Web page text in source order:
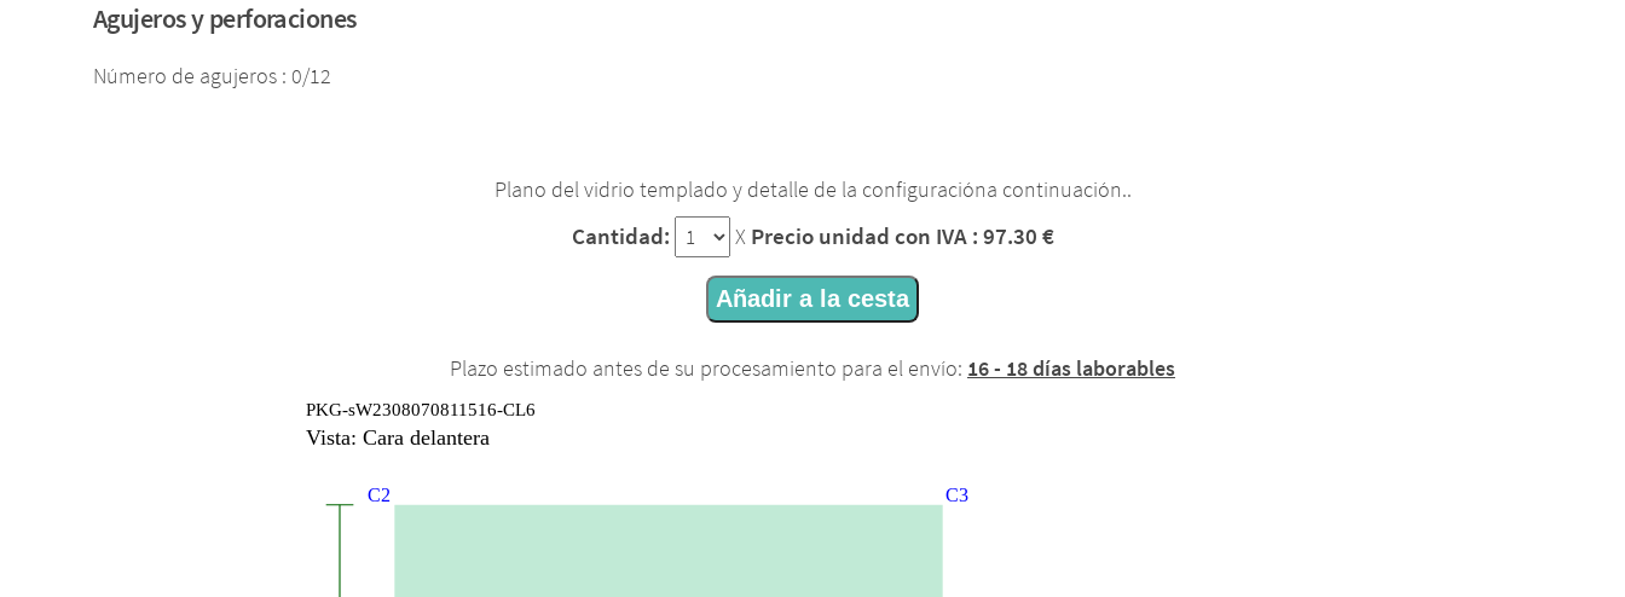
Agujeros y perforaciones
Número de agujeros : 0/12
Plano del vidrio templado y detalle de la configuracióna continuación..
Cantidad: X Precio unidad con IVA : 97.30 €
Añadir a la cesta
Plazo estimado antes de su procesamiento para el envío: 16 - 18 días laborables